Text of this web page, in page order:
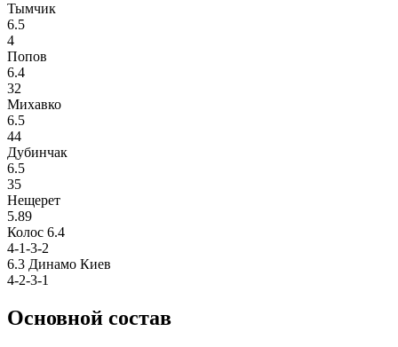
Тымчик
6.5
4
Попов
6.4
32
Михавко
6.5
44
Дубинчак
6.5
35
Нещерет
5.89
Колос 6.4
4-1-3-2
6.3 Динамо Киев
4-2-3-1
Основной состав